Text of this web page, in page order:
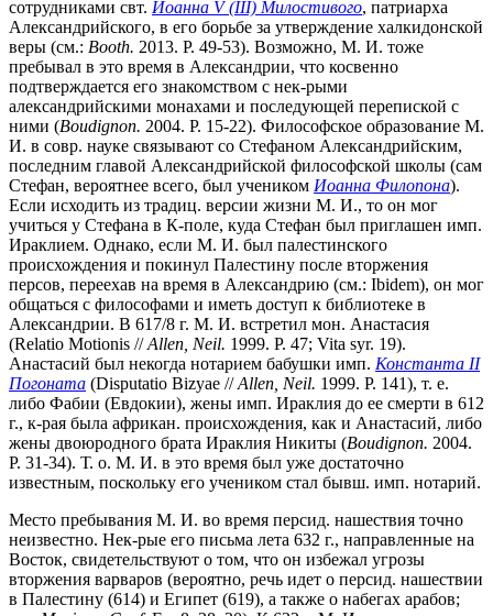
сотрудниками свт. Иоанна V (III) Милостивого, патриарха
Александрийского, в его борьбе за утверждение халкидонской
веры (см.: Booth. 2013. P. 49-53). Возможно, М. И. тоже
пребывал в это время в Александрии, что косвенно
подтверждается его знакомством с нек-рыми
александрийскими монахами и последующей перепиской с
ними (Boudignon. 2004. P. 15-22). Философское образование М.
И. в совр. науке связывают со Стефаном Александрийским,
последним главой Александрийской философской школы (сам
Стефан, вероятнее всего, был учеником Иоанна Филопона).
Если исходить из традиц. версии жизни М. И., то он мог
учиться у Стефана в К-поле, куда Стефан был приглашен имп.
Ираклием. Однако, если М. И. был палестинского
происхождения и покинул Палестину после вторжения
персов, переехав на время в Александрию (см.: Ibidem), он мог
общаться с философами и иметь доступ к библиотеке в
Александрии. В 617/8 г. М. И. встретил мон. Анастасия
(Relatio Motionis //Allen, Neil. 1999. P. 47; Vita syr. 19).
Анастасий был некогда нотарием бабушки имп. Константа II
Погоната (Disputatio Bizyae //Allen, Neil. 1999. P. 141), т. е.
либо Фабии (Евдокии), жены имп. Ираклия до ее смерти в 612
г., к-рая была африкан. происхождения, как и Анастасий, либо
жены двоюродного брата Ираклия Никиты (Boudignon. 2004.
P. 31-34). Т. о. М. И. в это время был уже достаточно
известным, поскольку его учеником стал бывш. имп. нотарий.
Место пребывания М. И. во время персид. нашествия точно
неизвестно. Нек-рые его письма лета 632 г., направленные на
Восток, свидетельствуют о том, что он избежал угрозы
вторжения варваров (вероятно, речь идет о персид. нашествии
в Палестину (614) и Египет (619), а также о набегах арабов;